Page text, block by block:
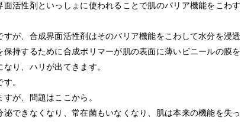
活性剤といっしょに使われることで肌のバリア機能をこわす
が、合成界面活性剤はそのバリア機能をこわして水分を浸透
持するために合成ポリマーが肌の表面に薄いビニールの膜を
り、ハリが出てきます。
。
が、問題はここから。
できなくなり、常在菌もいなくなり、肌は本来の機能を失っ